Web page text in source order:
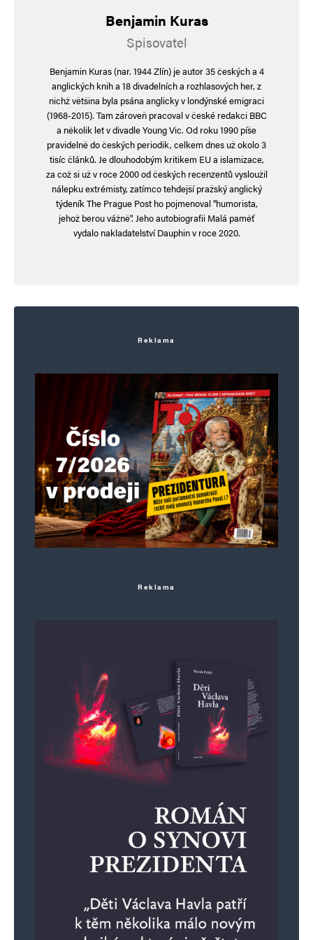
Benjamin Kuras
Spisovatel
Benjamin Kuras (nar. 1944 Zlín) je autor 35 českých a 4
anglických knih a 18 divadelních a rozhlasových her, z
nichž většina byla psána anglicky v londýnské emigraci
(1968-2015). Tam zároveň pracoval v české redakci BBC
a několik let v divadle Young Vic. Od roku 1990 píše
pravidelně do českých periodik, celkem dnes už okolo 3
tisíc článků. Je dlouhodobým kritikem EU a islamizace,
za což si už v roce 2000 od českých recenzentů vysloužil
nálepku extrémisty, zatímco tehdejší pražský anglický
týdeník The Prague Post ho pojmenoval "humorista,
jehož berou vážně". Jeho autobiografii Malá paměť
vydalo nakladatelství Dauphin v roce 2020.
Reklama
Reklama